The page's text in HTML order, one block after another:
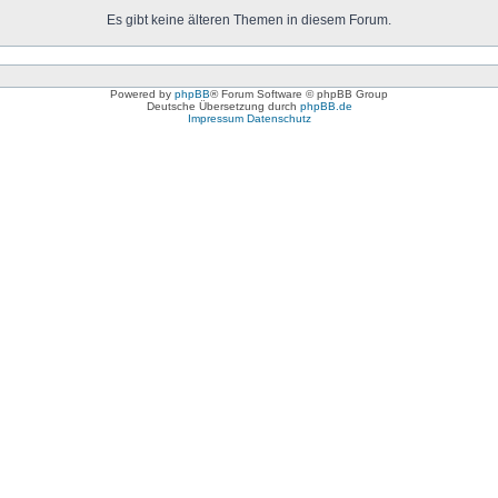
Es gibt keine älteren Themen in diesem Forum.
Powered by phpBB® Forum Software © phpBB Group
Deutsche Übersetzung durch phpBB.de
Impressum Datenschutz